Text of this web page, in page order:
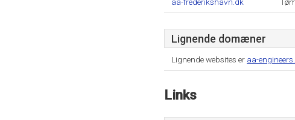
Lignende domæner
Lignende websites er aa-
Links